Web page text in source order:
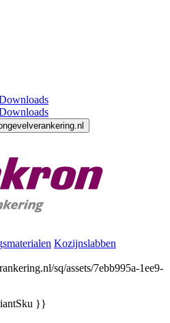
Kozijnslabben
}}